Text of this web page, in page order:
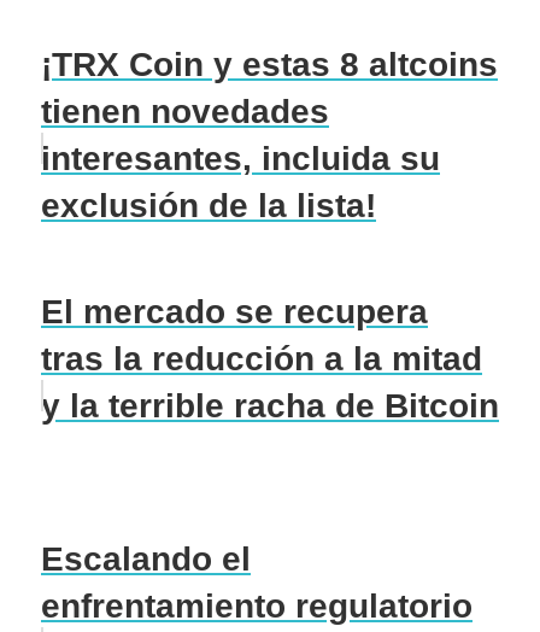
¡TRX Coin y estas 8 altcoins
tienen novedades
interesantes, incluida su
exclusión de la lista!
El mercado se recupera
tras la reducción a la mitad
y la terrible racha de Bitcoin
Escalando el
enfrentamiento regulatorio